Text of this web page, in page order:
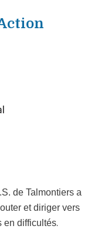
de Talmontiers a
et diriger vers
en difficultés.